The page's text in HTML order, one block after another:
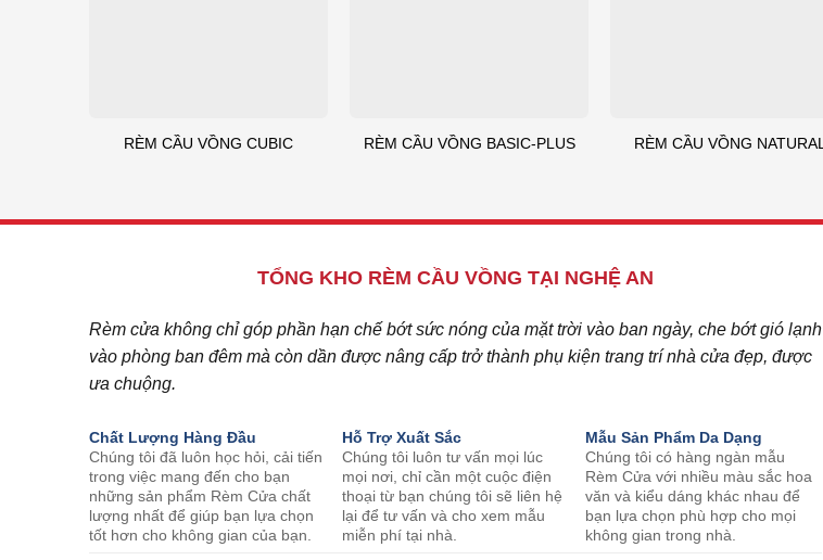
RÈM CẦU VỒNG CUBIC RÈM CẦU VỒNG BASIC-PLUS RÈM CẦU VỒNG NATURAL
TỔNG KHO RÈM CẦU VỒNG TẠI NGHỆ AN
Rèm cửa không chỉ góp phần hạn chế bớt sức nóng của mặt trời vào ban ngày, che bớt gió lạnh
vào phòng ban đêm mà còn dần được nâng cấp trở thành phụ kiện trang trí nhà cửa đẹp, được
ưa chuộng.
Chất Lượng Hàng Đầu
Chúng tôi đã luôn học hỏi, cải tiến
trong việc mang đến cho bạn
những sản phẩm Rèm Cửa chất
lượng nhất để giúp bạn lựa chọn
tốt hơn cho không gian của bạn.
Hỗ Trợ Xuất Sắc
Chúng tôi luôn tư vấn mọi lúc
mọi nơi, chỉ cần một cuộc điện
thoại từ bạn chúng tôi sẽ liên hệ
lại để tư vấn và cho xem mẫu
miễn phí tại nhà.
Mẫu Sản Phẩm Da Dạng
Chúng tôi có hàng ngàn mẫu
Rèm Cửa với nhiều màu sắc hoa
văn và kiểu dáng khác nhau để
bạn lựa chọn phù hợp cho mọi
không gian trong nhà.